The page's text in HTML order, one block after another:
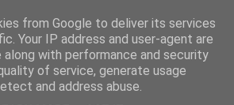
from Google to deliver its services
Your IP address and user-agent are
along with performance and security
of service, generate usage
and address abuse.